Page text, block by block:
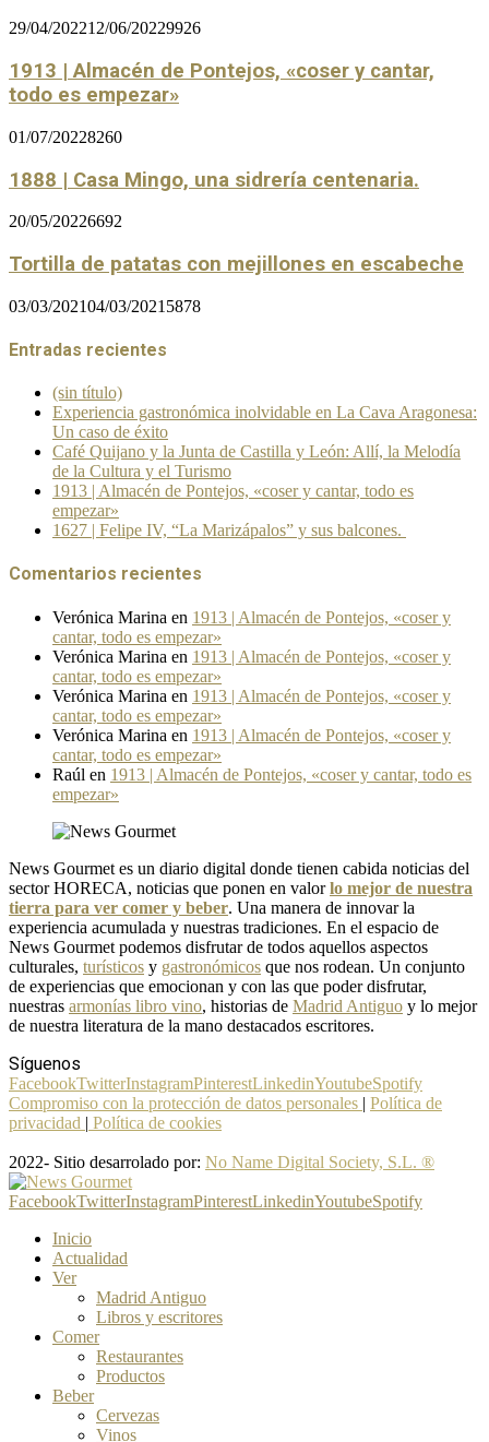
29/04/202212/06/20229926
1913 | Almacén de Pontejos, «coser y cantar,
todo es empezar»
01/07/20228260
1888 | Casa Mingo, una sidrería centenaria.
20/05/20226692
Tortilla de patatas con mejillones en escabeche
03/03/202104/03/2021 5878
Entradas recientes
(sin título)
Experiencia gastronómica inolvidable en La Cava Aragonesa:
Un caso de éxito
Café Quijano y la Junta de Castilla y León: Allí, la Melodía
de la Cultura y el Turismo
1913 | Almacén de Pontejos, «coser y cantar, todo es
empezar»
1627 | Felipe IV, “La Marizápalos” y sus balcones.
Comentarios recientes
Verónica Marina en 1913 | Almacén de Pontejos, «coser y
cantar, todo es empezar»
Verónica Marina en 1913 | Almacén de Pontejos, «coser y
cantar, todo es empezar»
Verónica Marina en 1913 | Almacén de Pontejos, «coser y
cantar, todo es empezar»
Verónica Marina en 1913 | Almacén de Pontejos, «coser y
cantar, todo es empezar»
Raúl en 1913 | Almacén de Pontejos, «coser y cantar, todo es
empezar»
News Gourmet es un diario digital donde tienen cabida noticias del
sector HORECA, noticias que ponen en valorlo mejor de nuestra
tierra para ver comer y beber. Una manera de innovar la
experiencia acumulada y nuestras tradiciones. En el espacio de
News Gourmet podemos disfrutar de todos aquellos aspectos
culturales, turísticos y gastronómicos que nos rodean. Un conjunto
de experiencias que emocionan y con las que poder disfrutar,
nuestras armonías libro vino, historias de Madrid Antiguo y lo mejor
de nuestra literatura de la mano destacados escritores.
Síguenos
FacebookTwitterInstagramPinterestLinkedinYoutubeSpotify
Compromiso con la protección de datos personales | Política de
privacidad | Política de cookies
2022- Sitio desarrolado por: No Name Digital Society, S.L. ®
FacebookTwitterInstagramPinterestLinkedinYoutubeSpotify
Inicio
Actualidad
Ver
Madrid Antiguo
Libros y escritores
Comer
Restaurantes
Productos
Beber
Cervezas
Vinos